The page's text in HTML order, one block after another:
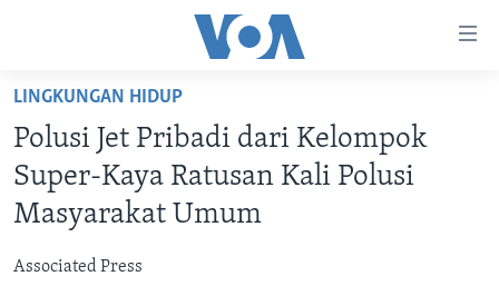
Akses
Lanjut
ke
Konten
Utama
ke
BERANDA
VIDEO
DAFTAR PROGRAM
LINGKUNGAN HIDUP
Polusi Jet Pribadi dari Kelompok
Super-Kaya Ratusan Kali Polusi
Masyarakat Umum
Associated Press